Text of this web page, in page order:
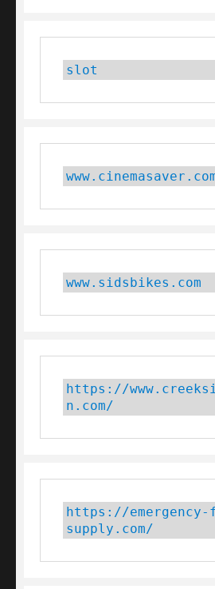
slot
www.sidsbikes.com
https://
n.com/
https://emergency-
supply.com/